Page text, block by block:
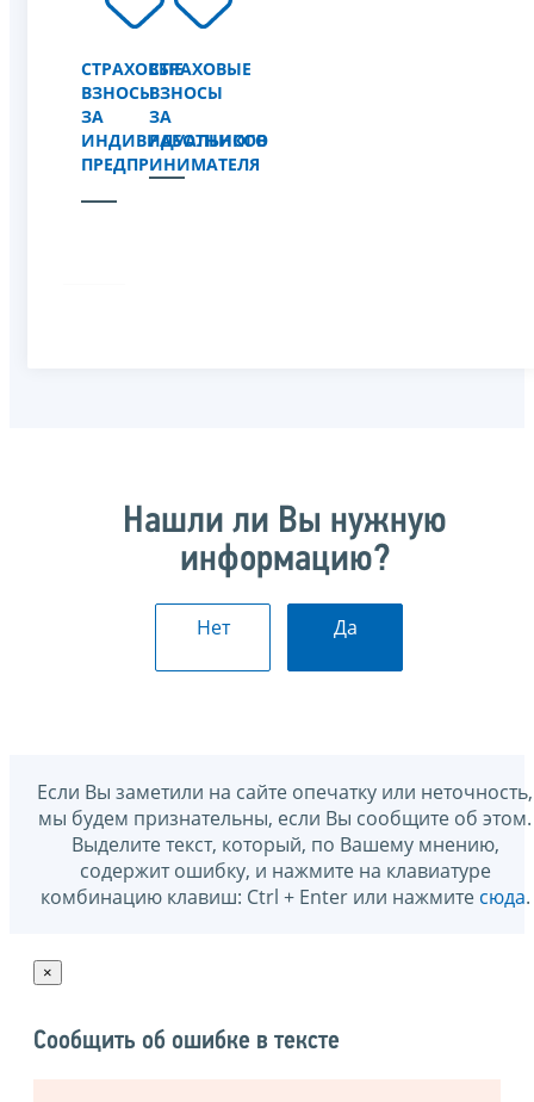
СТРАХОВЫЕ
ВЗНОСЫ
ЗА
ИНДИВИДУАЛЬНОГО
ПРЕДПРИНИМАТЕЛЯ
СТРАХОВЫЕ
ВЗНОСЫ
ЗА
РАБОТНИКОВ
Нашли ли Вы нужную
информацию?
Нет Да
Если Вы заметили на сайте опечатку или неточность,
мы будем признательны, если Вы сообщите об этом.
Выделите текст, который, по Вашему мнению,
содержит ошибку, и нажмите на клавиатуре
комбинацию клавиш: Ctrl + Enter или нажмите сюда.
×
Сообщить об ошибке в тексте